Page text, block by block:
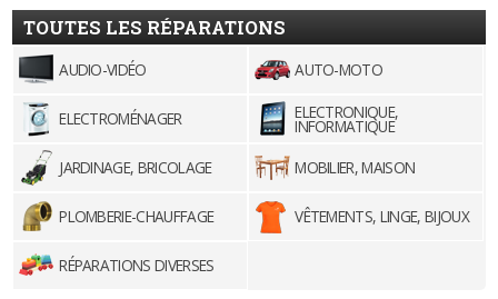
TOUTES LES RÉPARATIONS
AUDIO-VIDÉO AUTO-MOTO
ELECTROMÉNAGER ELECTRONIQUE,
INFORMATIQUE
JARDINAGE, BRICOLAGE
MOBILIER, MAISON
PLOMBERIE-CHAUFFAGE VÊTEMENTS, LINGE, BIJOUX
RÉPARATIONS DIVERSES